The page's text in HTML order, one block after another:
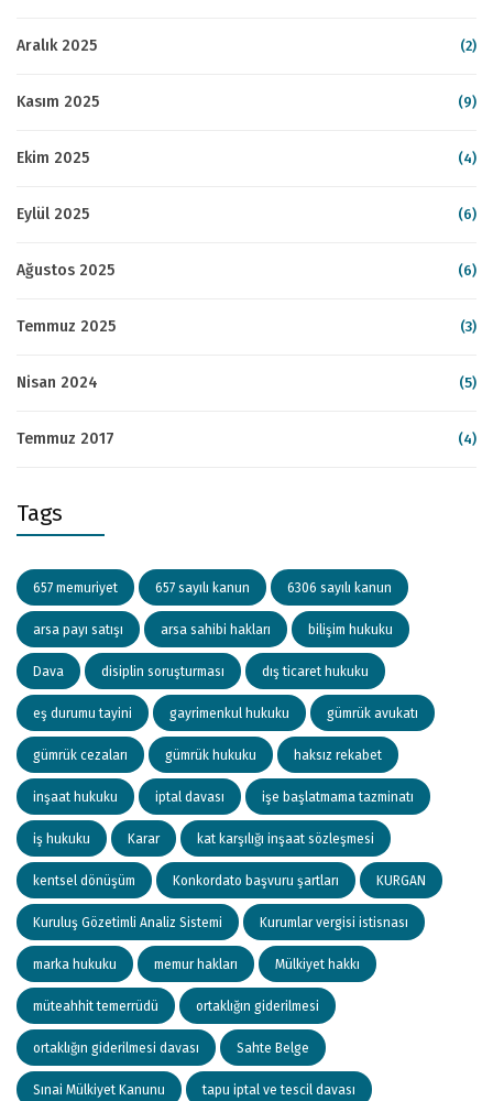
Aralık 2025 (2)
Kasım 2025 (9)
Ekim 2025 (4)
Eylül 2025 (6)
Ağustos 2025 (6)
Temmuz 2025 (3)
Nisan 2024 (5)
Temmuz 2017 (4)
Tags
657 memuriyet 657 sayılı kanun 6306 sayılı kanun
arsa payı satışı arsa sahibi hakları bilişim hukuku
Dava disiplin soruşturması dış ticaret hukuku
eş durumu tayini gayrimenkul hukuku gümrük avukatı
gümrük cezaları gümrük hukuku haksız rekabet
inşaat hukuku iptal davası işe başlatmama tazminatı
iş hukuku Karar kat karşılığı inşaat sözleşmesi
kentsel dönüşüm Konkordato başvuru şartları KURGAN
Kuruluş Gözetimli Analiz Sistemi Kurumlar vergisi istisnası
marka hukuku memur hakları Mülkiyet hakkı
müteahhit temerrüdü ortaklığın giderilmesi
ortaklığın giderilmesi davası Sahte Belge
Sınai Mülkiyet Kanunu tapu iptal ve tescil davası